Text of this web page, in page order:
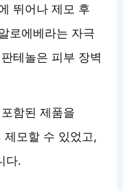
뛰어나 제모 후
로에베라는 자극
테놀은 피부 장벽
함된 제품을
제모할 수 있었고,
다.